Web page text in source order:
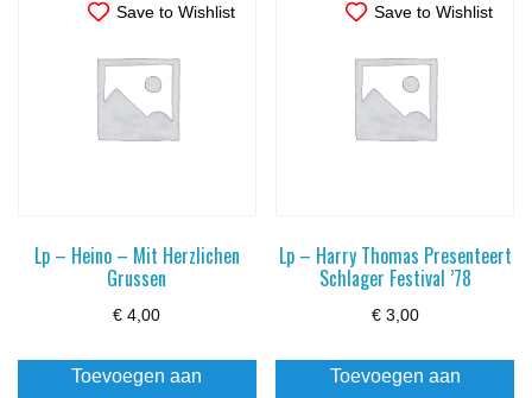
Save to Wishlist
Lp – Heino – Mit Herzlichen
Grussen
€ 4,00
Toevoegen aan
Save to Wishlist
Lp – Harry Thomas Presenteert
Schlager Festival ’78
€3,00
Toevoegen aan